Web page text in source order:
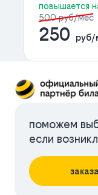
повышается
500 руб/мес
250 руб/
поможем
если